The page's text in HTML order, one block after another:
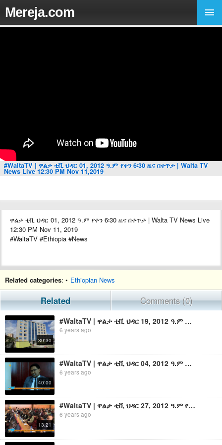
Mereja.com
#WaltaTV | ዋልታ ቲቪ ህዳር 01, 2012 ዓ.ም የቀን 6፡30 ዜና በቀጥታ | Walta TV
News Live 12:30 PM Nov 11,2019
ዋልታ ቲቪ ህዳር 01, 2012 ዓ.ም የቀን 6፡30 ዜና በቀጥታ | Walta TV News Live
12:30 PM Nov 11, 2019
#WaltaTV #Ethiopia #News
Related categories: • Ethiopian News
Related Comments (0)
30:30
#WaltaTV | ዋልታ ቲቪ ህዳር 19, 2012 ዓ.ም ማታ 1፡30 ዜና በቀጥታ | Walta TV News Live 7:30 PM Nov 29, 2019
6 years ago
40:00
#WaltaTV | ዋልታ ቲቪ ህዳር 04, 2012 ዓ.ም ማታ 1፡30 ዜና በቀጥታ | Walta TV News Live 7:30 PM Nov 14, 2019
6 years ago
13:21
#WaltaTV | ዋልታ ቲቪ ህዳር 27, 2012 ዓ.ም የቀን 6፡30 ዜና በቀጥታ | Walta TV News Live 12:30 PM Dec 07,2019
6 years ago